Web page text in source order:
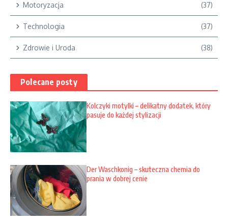
Motoryzacja (37)
Technologia (37)
Zdrowie i Uroda (38)
Polecane posty
Kolczyki motylki – delikatny dodatek, który
pasuje do każdej stylizacji
Der Waschkonig – skuteczna chemia do
prania w dobrej cenie